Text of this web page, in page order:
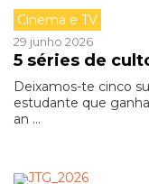
Cinema e TV
29 junho 2026
5 séries de
Deixamos-te cinco
estudante que
an ...